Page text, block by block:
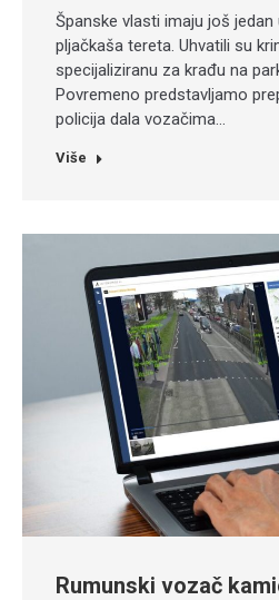
Španske vlasti imaju još
pljačkaša tereta. Uhvatili su
specijaliziranu za krađu na
Povremeno predstavljamo
policija dala vozačima…
Više
Rumunski vozač